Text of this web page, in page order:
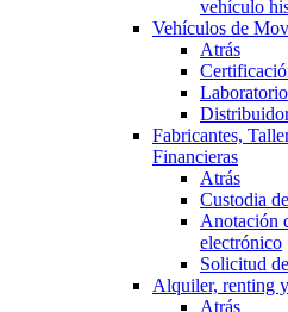
vehículo
Vehículos de
Atrás
Fabricantes,
Financieras
Atrás
Custodia
Anotación
electrónico
Solicitud
Alquiler, renting
Atrás